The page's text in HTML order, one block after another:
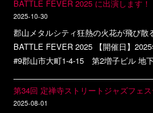
BATTLE FEVER 2025 に出演します！
2025-10-30
郡山メタルシティ狂熱の火花が飛び散
BATTLE FEVER 2025 【開催日】
#9郡山市大町1-4-15 第2増子ビル
第34回 定禅寺ストリートジャズフェ
2025-08-01